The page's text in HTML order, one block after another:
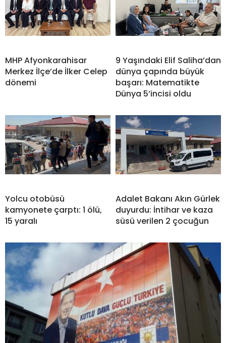
MHP Afyonkarahisar
Merkez İlçe’de İlker Celep
dönemi
9 Yaşındaki Elif Saliha’dan
dünya çapında büyük
başarı: Matematikte
Dünya 5’incisi oldu
Yolcu otobüsü
kamyonete çarptı: 1 ölü,
15 yaralı
Adalet Bakanı Akın Gürlek
duyurdu: İntihar ve kaza
süsü verilen 2 çocuğun